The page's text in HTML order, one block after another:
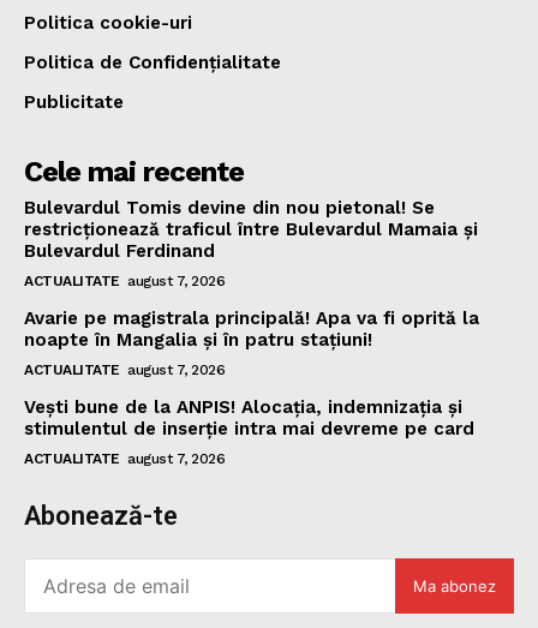
Politica cookie-uri
Politica de Confidențialitate
Publicitate
Cele mai recente
Bulevardul Tomis devine din nou pietonal! Se
restricționează traficul între Bulevardul Mamaia și
Bulevardul Ferdinand
ACTUALITATE august 7, 2026
Avarie pe magistrala principală! Apa va fi oprită la
noapte în Mangalia și în patru stațiuni!
ACTUALITATE august 7, 2026
Vești bune de la ANPIS! Alocația, indemnizația și
stimulentul de inserție intra mai devreme pe card
ACTUALITATE august 7, 2026
Abonează-te
Ma abonez